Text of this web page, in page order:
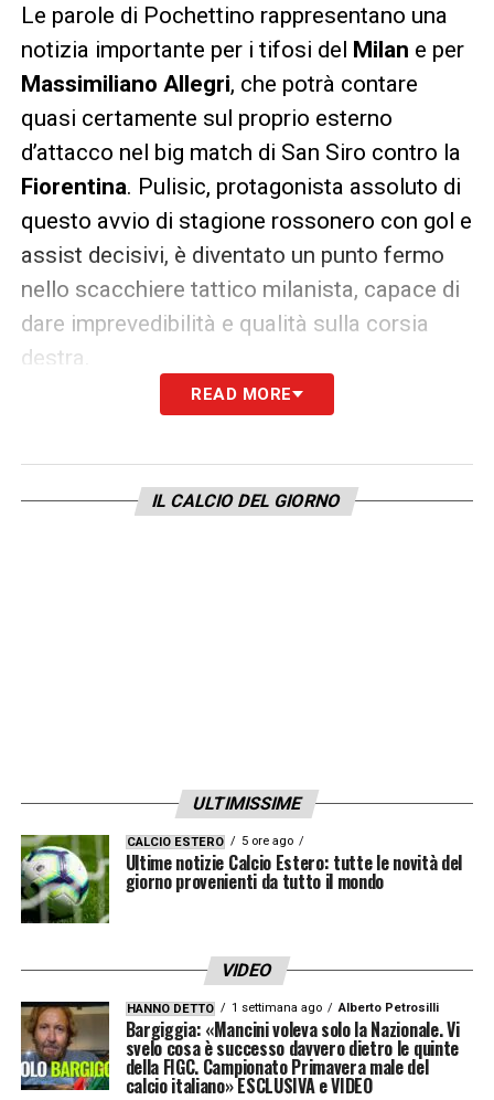
Le parole di Pochettino rappresentano una
notizia importante per i tifosi del Milan e per
Massimiliano Allegri, che potrà contare
quasi certamente sul proprio esterno
d’attacco nel big match di San Siro contro la
Fiorentina. Pulisic, protagonista assoluto di
questo avvio di stagione rossonero con gol e
assist decisivi, è diventato un punto fermo
nello scacchiere tattico milanista, capace di
dare imprevedibilità e qualità sulla corsia
destra.
Il rientro in Italia di Pulisic è previsto per
per preparare gli ultimi dettagli in vista
della ripresa del campionato. Lo staff
in zona gol possono fare la differenza in una
fase cruciale della stagione.
>>> Prossimo turno Serie A 2025/2026
READ MORE
IL CALCIO DEL GIORNO
ULTIMISSIME
CALCIO ESTERO 5 ore ago
Ultime notizie Calcio Estero: tutte le novità del
giorno provenienti da tutto il mondo
VIDEO
HANNO DETTO 1 settimana ago Alberto Petrosilli
Bargiggia: «Mancini voleva solo la Nazionale. Vi
svelo cosa è successo davvero dietro le quinte
della FIGC. Campionato Primavera male del
calcio italiano» ESCLUSIVA e VIDEO